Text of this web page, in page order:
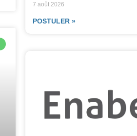
7 août 2026
POSTULER »